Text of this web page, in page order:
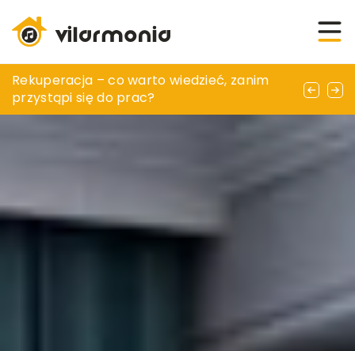
Taras w ogrodzie: Przestrzeń relaksu i
spotkań na świeżym powietrzu
Rekuperacja – co warto wiedzieć, zanim
przystąpi się do prac?
Tworzenie przytulnej atmosfery w pokoju
dziecka dzięki funkcjonalnym dekoracjom